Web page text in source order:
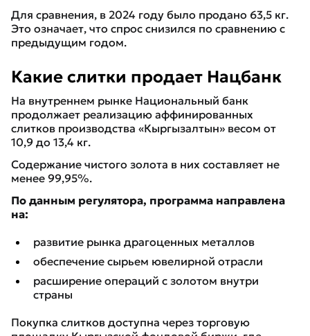
Для сравнения, в 2024 году было продано 63,5 кг.
Это означает, что спрос снизился по сравнению с
предыдущим годом.
Какие слитки продает Нацбанк
На внутреннем рынке Национальный банк
продолжает реализацию аффинированных
слитков производства «Кыргызалтын» весом от
10,9 до 13,4 кг.
Содержание чистого золота в них составляет не
менее 99,95%.
По данным регулятора, программа направлена
на:
развитие рынка драгоценных металлов
обеспечение сырьем ювелирной отрасли
расширение операций с золотом внутри
страны
Покупка слитков доступна через торговую